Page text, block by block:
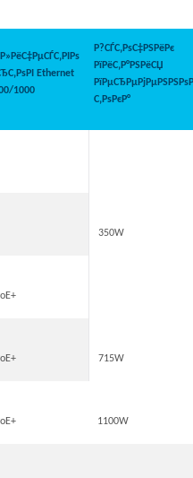
Ethernet
1000
Р?СЃС‚РѕС‡РЅРёРє
РїРёС‚Р°РЅРёСЏ
С‚РѕРєР°
350W
715W
1100W